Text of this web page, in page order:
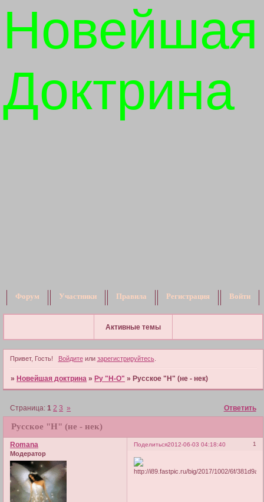
Новейшая
Доктрина
Форум Участники Правила Регистрация Войти
Активные темы
Привет, Гость! Войдитеили зарегистрируйтесь.
»Новейшая доктрина »Ру "Н-О" »Русское "Н" (не - нек)
Русское "Н" (не - нек)
Страница:1 2 3 » Ответить
Поделиться 1
2012-06-03 04:18:40
Romana
Модератор